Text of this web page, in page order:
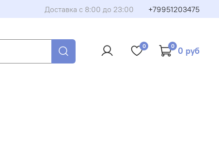
Доставка с 8:00 до 23:00 +79951203475
0 0 0 руб